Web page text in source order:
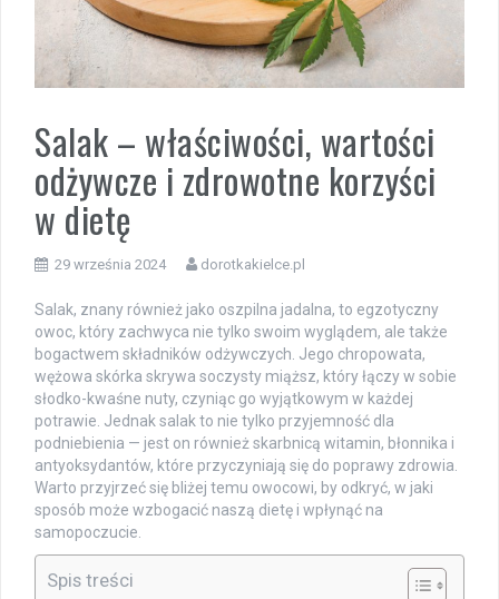
Salak – właściwości, wartości
odżywcze i zdrowotne korzyści
w dietę
29 września 2024 dorotkakielce.pl
Salak, znany również jako oszpilna jadalna, to egzotyczny
owoc, który zachwyca nie tylko swoim wyglądem, ale także
bogactwem składników odżywczych. Jego chropowata,
wężowa skórka skrywa soczysty miąższ, który łączy w sobie
słodko-kwaśne nuty, czyniąc go wyjątkowym w każdej
potrawie. Jednak salak to nie tylko przyjemność dla
podniebienia — jest on również skarbnicą witamin, błonnika i
antyoksydantów, które przyczyniają się do poprawy zdrowia.
Warto przyjrzeć się bliżej temu owocowi, by odkryć, w jaki
sposób może wzbogacić naszą dietę i wpłynąć na
samopoczucie.
Spis treści